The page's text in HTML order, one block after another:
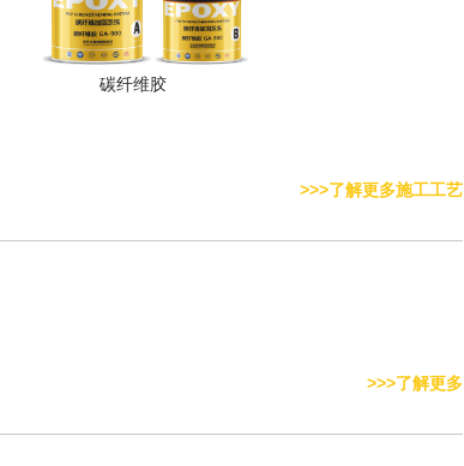
碳纤维胶
>>>了解更多施工工艺
>>>了解更多